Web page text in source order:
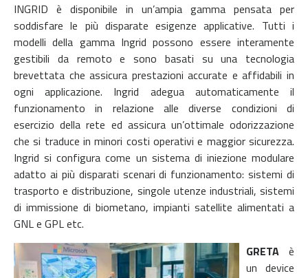
INGRID è disponibile in un’ampia gamma pensata per
soddisfare le più disparate esigenze applicative. Tutti i
modelli della gamma Ingrid possono essere interamente
gestibili da remoto e sono basati su una tecnologia
brevettata che assicura prestazioni accurate e affidabili in
ogni applicazione. Ingrid adegua automaticamente il
funzionamento in relazione alle diverse condizioni di
esercizio della rete ed assicura un’ottimale odorizzazione
che si traduce in minori costi operativi e maggior sicurezza.
Ingrid si configura come un sistema di iniezione modulare
adatto ai più disparati scenari di funzionamento: sistemi di
trasporto e distribuzione, singole utenze industriali, sistemi
di immissione di biometano, impianti satellite alimentati a
GNL e GPL etc.
GRETA è
un device